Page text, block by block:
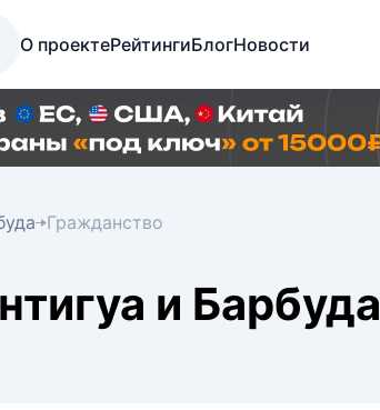
О проектеРейтингиБлогНовости
Гражданство
и Барбуда